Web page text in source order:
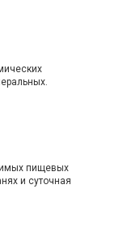
пищевых
и суточная